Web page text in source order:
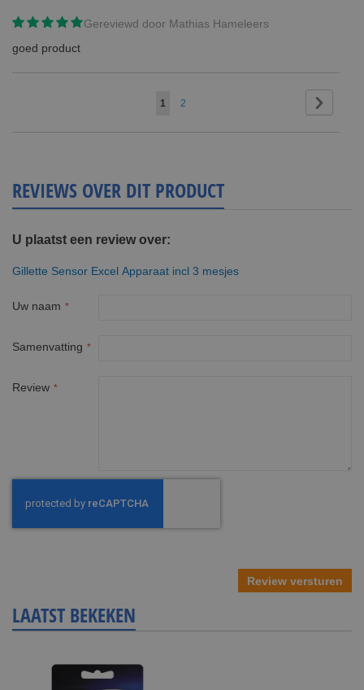
Gereviewd door Mathias Hameleers
goed product
Pagina
U1 Pagina
2
REVIEWS OVER DIT PRODUCT
U plaatst een review over:
Gillette Sensor Excel Apparaat incl 3 mesjes
Uw naam
Samenvatting
Review
Review versturen
LAATST BEKEKEN